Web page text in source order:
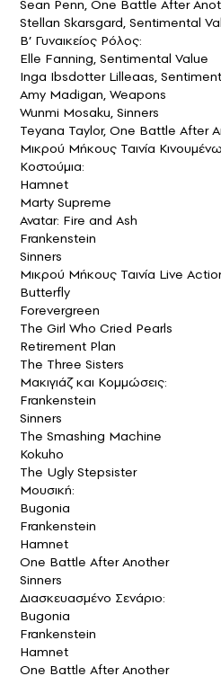
Sean Penn, One Battle After
Stellan Skarsgard, Sentimental
Β’ Γυναικείος Ρόλος:
Elle Fanning, Sentimental Value
Inga Ibsdotter Lilleaas,
Amy Madigan, Weapons
Wunmi Mosaku, Sinners
Teyana Taylor, One Battle After
Μικρού Μήκους Ταινία
Κοστούμια:
Hamnet
Marty Supreme
Avatar: Fire and Ash
Frankenstein
Sinners
Μικρού Μήκους Ταινία Live
Butterfly
Forevergreen
The Girl Who Cried Pearls
Retirement Plan
The Three Sisters
Μακιγιάζ και Κομμώσεις:
Frankenstein
Sinners
The Smashing Machine
Kokuho
The Ugly Stepsister
Μουσική:
Bugonia
Frankenstein
Hamnet
One Battle After Another
Sinners
Διασκευασμένο Σενάριο:
Bugonia
Frankenstein
Hamnet
One Battle After Another